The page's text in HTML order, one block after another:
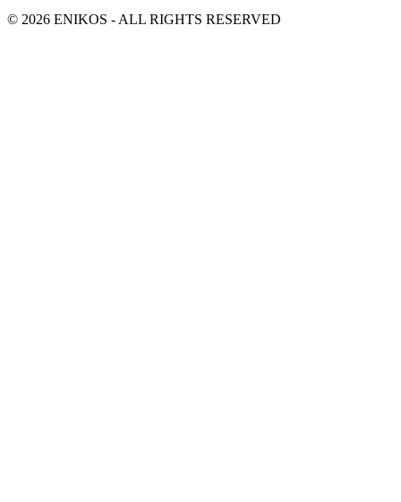
© 2026 ENIKOS - ALL RIGHTS RESERVED